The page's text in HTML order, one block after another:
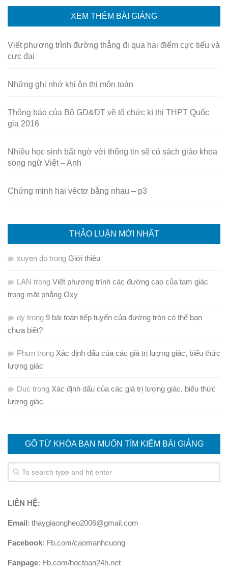
XEM THÊM BÀI GIẢNG
Viết phương trình đường thẳng đi qua hai điểm cực tiểu và
cực đại
Những ghi nhớ khi ôn thi môn toán
Thông báo của Bộ GD&ĐT về tổ chức kì thi THPT Quốc
gia 2016
Nhiều học sinh bất ngờ với thông tin sẽ có sách giáo khoa
song ngữ Việt – Anh
Chứng minh hai véctơ bằng nhau – p3
THẢO LUẬN MỚI NHẤT
xuyen do trong Giới thiệu
LAN trong Viết phương trình các đường cao của tam giác
trong mặt phẳng Oxy
dy trong 9 bài toán tiếp tuyến của đường tròn có thể bạn
chưa biết?
Phưn trong Xác định dấu của các giá trị lượng giác, biểu thức
lượng giác
Duc trong Xác định dấu của các giá trị lượng giác, biểu thức
lượng giác
GÕ TỪ KHÓA BẠN MUỐN TÌM KIẾM BÀI GIẢNG
LIÊN HỆ:
Email: thaygiaongheo2006@gmail.com
Facebook: Fb.com/caomanhcuong
Fanpage: Fb.com/hoctoan24h.net